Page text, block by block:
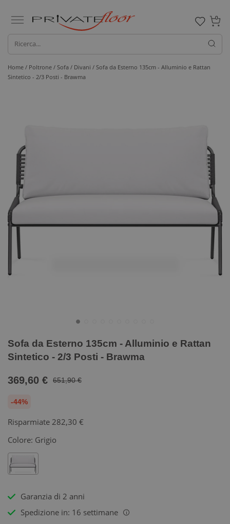
0
Home / Poltrone / Sofa / Divani / Sofa da Esterno 135cm - Alluminio e Rattan
Sintetico - 2/3 Posti - Brawma
Sofa da Esterno 135cm - Alluminio e Rattan
Sintetico - 2/3 Posti - Brawma
369,60 € 651,90 €
-44%
Risparmiate 282,30 €
Colore: Grigio
Garanzia di 2 anni
Spedizione in: 16 settimane
i